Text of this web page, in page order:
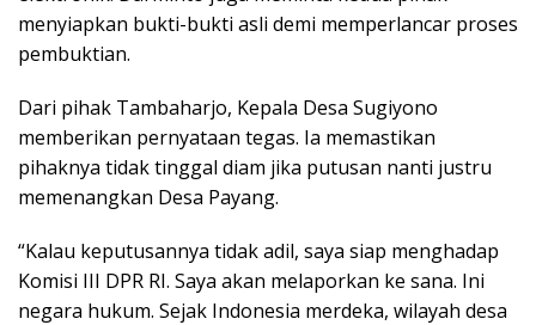
menyiapkan bukti-bukti asli demi memperlancar proses
pembuktian.
Dari pihak Tambaharjo, Kepala Desa Sugiyono
memberikan pernyataan tegas. Ia memastikan
pihaknya tidak tinggal diam jika putusan nanti justru
memenangkan Desa Payang.
“Kalau keputusannya tidak adil, saya siap menghadap
Komisi III DPR RI. Saya akan melaporkan ke sana. Ini
negara hukum. Sejak Indonesia merdeka, wilayah desa